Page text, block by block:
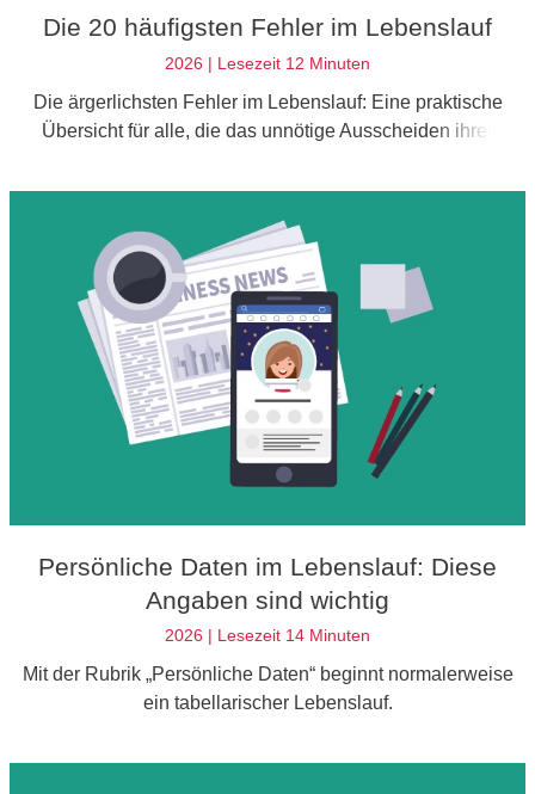
Die 20 häufigsten Fehler im Lebenslauf
2026 | Lesezeit 12 Minuten
Die ärgerlichsten Fehler im Lebenslauf: Eine praktische
Übersicht für alle, die das unnötige Ausscheiden ihrer
Persönliche Daten im Lebenslauf: Diese
Angaben sind wichtig
2026 | Lesezeit 14 Minuten
Mit der Rubrik „Persönliche Daten“ beginnt normalerweise
ein tabellarischer Lebenslauf.